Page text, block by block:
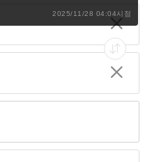
2025/11/28 04:04시점